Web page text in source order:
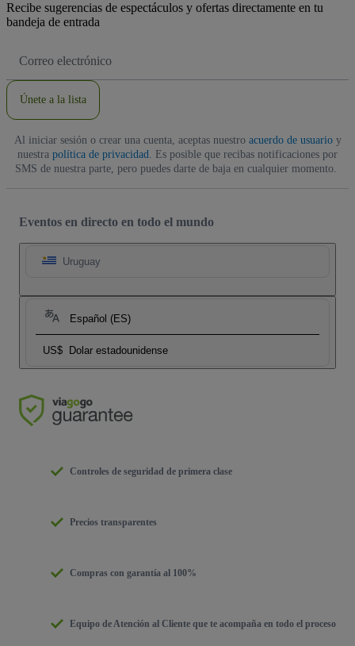
Recibe sugerencias de espectáculos y ofertas directamente en tu
bandeja de entrada
de
Únete a la lista
Al iniciar sesión o crear una cuenta, aceptas nuestro acuerdo de usuarioy
nuestra política de privacidad. Es posible que recibas notificaciones por
SMS de nuestra parte, pero puedes darte de baja en cualquier momento.
Eventos en directo en todo el mundo
Uruguay
Español (ES)
US$ Dolar estadounidense
Controles de seguridad de primera clase
Precios transparentes
Compras con garantía al 100%
Equipo de Atención al Cliente que te acompaña en todo el proceso